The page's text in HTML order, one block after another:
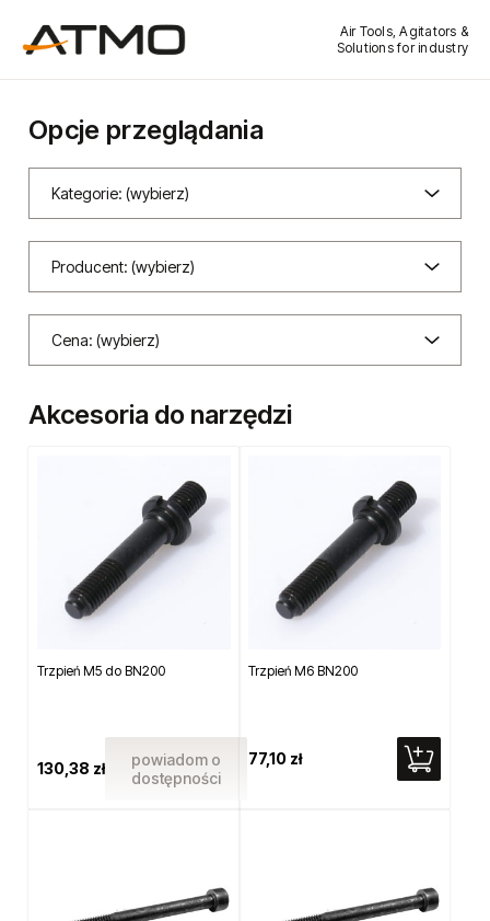
Air Tools, Agitators &
Solutions for industry
Opcje przeglądania
Kategorie: (wybierz)
Producent: (wybierz)
Cena: (wybierz)
Akcesoria do narzędzi
Trzpień M5 do BN200
130,38 zł
powiadom o
dostępności
Trzpień M6 BN200
77,10 zł